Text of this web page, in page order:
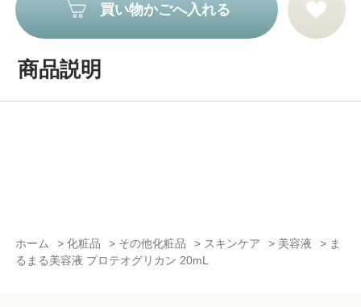
買い物かごへ入れる
商品説明
ホーム >化粧品 > その他化粧品 > スキンケア > 美容液 > ま
るまる美容液 プロテオグリカン 20mL